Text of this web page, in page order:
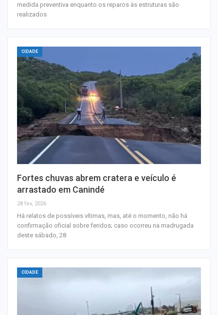
medida preventiva enquanto os reparos às estruturas são
realizados
CIDADE
Fortes chuvas abrem cratera e veículo é
arrastado em Canindé
28 fev, 2026
Há relatos de possíveis vítimas, mas, até o momento, não há
confirmação oficial sobre feridos; caso ocorreu na madrugada
deste sábado, 28
CIDADE